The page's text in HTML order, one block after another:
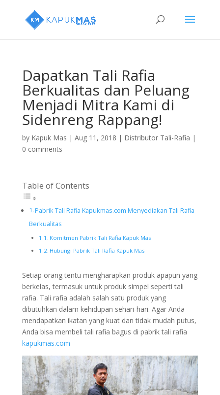
Dapatkan Tali Rafia
Berkualitas dan Peluang
Menjadi Mitra Kami di
Sidenreng Rappang!
by Kapuk Mas | Aug 11, 2018 | Distributor Tali-Rafia |
0 comments
Table of Contents
Pabrik Tali Rafia Kapukmas.com Menyediakan Tali Rafia
Berkualitas
Komitmen Pabrik Tali Rafia Kapuk Mas
Hubungi Pabrik Tali Rafia Kapuk Mas
Setiap orang tentu mengharapkan produk apapun yang
berkelas, termasuk untuk produk simpel seperti tali
rafia. Tali rafia adalah salah satu produk yang
dibutuhkan dalam kehidupan sehari-hari. Agar Anda
mendapatkan ikatan yang kuat dan tidak mudah putus,
Anda bisa membeli tali rafia bagus di pabrik tali rafia
kapukmas.com